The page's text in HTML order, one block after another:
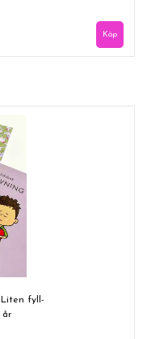
Liten fyll-
år